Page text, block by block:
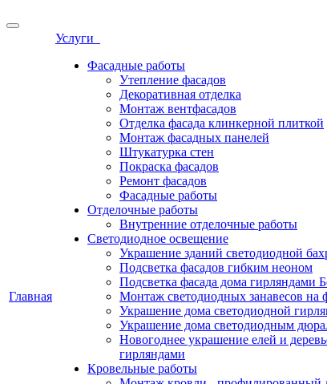
Главная
Услуги
Фасадные работы
Утепление фасадов
Декоративная отделка
Монтаж вентфасадов
Отделка фасада клинкерной плиткой
Монтаж фасадных панелей
Штукатурка стен
Покраска фасадов
Ремонт фасадов
Фасадные работы
Отделочные работы
Внутренние отделочные работы
Светодиодное освещение
Украшение зданий светодиодной
Подсветка фасадов гибким неоном
Подсветка фасада дома гирляндами
Монтаж светодиодных занавесов на
Украшение дома светодиодной
Украшение дома светодиодным
Новогоднее украшение елей и
гирляндами
Кровельные работы